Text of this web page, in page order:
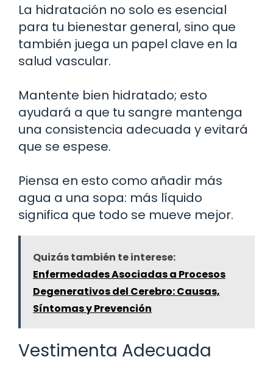
La hidratación no solo es esencial
para tu bienestar general, sino que
también juega un papel clave en la
salud vascular.
Mantente bien hidratado; esto
ayudará a que tu sangre mantenga
una consistencia adecuada y evitará
que se espese.
Piensa en esto como añadir más
agua a una sopa: más líquido
significa que todo se mueve mejor.
Quizás también te interese:
Enfermedades Asociadas a Procesos
Degenerativos del Cerebro: Causas,
Síntomas y Prevención
Vestimenta Adecuada